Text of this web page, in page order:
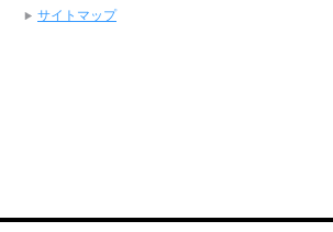
サイトマップ